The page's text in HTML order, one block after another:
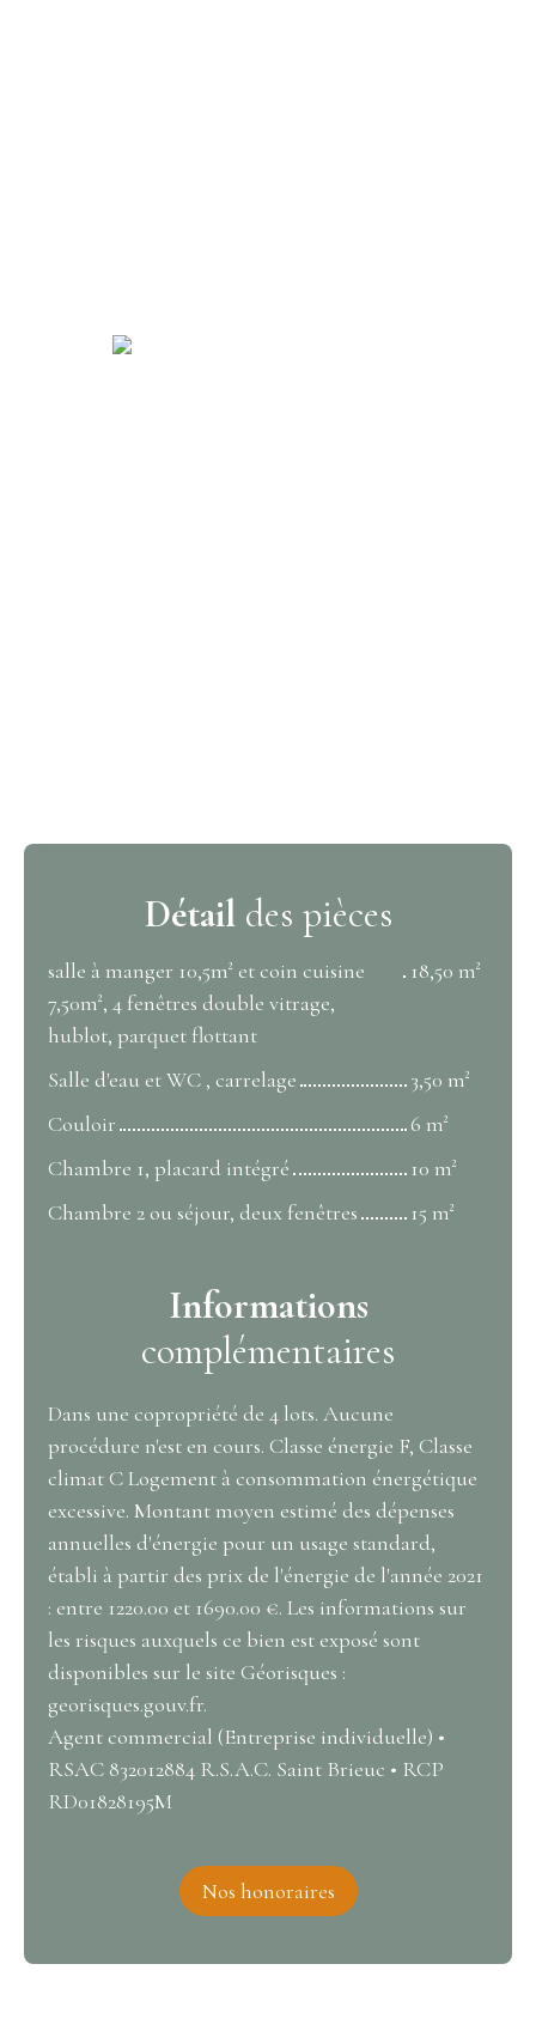
Détaildes pièces
salle à manger 10,5m² et coin cuisine
7,50m², 4 fenêtres double vitrage,
hublot, parquet flottant
18,50 m²
Salle d'eau et WC , carrelage
3,50 m²
Couloir
6 m²
Chambre 1, placard intégré
10 m²
Chambre 2 ou séjour, deux fenêtres
15 m²
Informations
complémentaires
Dans une copropriété de 4 lots. Aucune
procédure n'est en cours. Classe énergie F, Classe
climat C Logement à consommation énergétique
excessive. Montant moyen estimé des dépenses
annuelles d'énergie pour un usage standard,
établi à partir des prix de l'énergie de l'année 2021
: entre 1220.00 et 1690.00 €. Les informations sur
les risques auxquels ce bien est exposé sont
disponibles sur le site Géorisques :
georisques.gouv.fr.
Agent commercial (Entreprise individuelle) •
RSAC 832012884 R.S.A.C. Saint Brieuc • RCP
RD01828195M
Nos honoraires